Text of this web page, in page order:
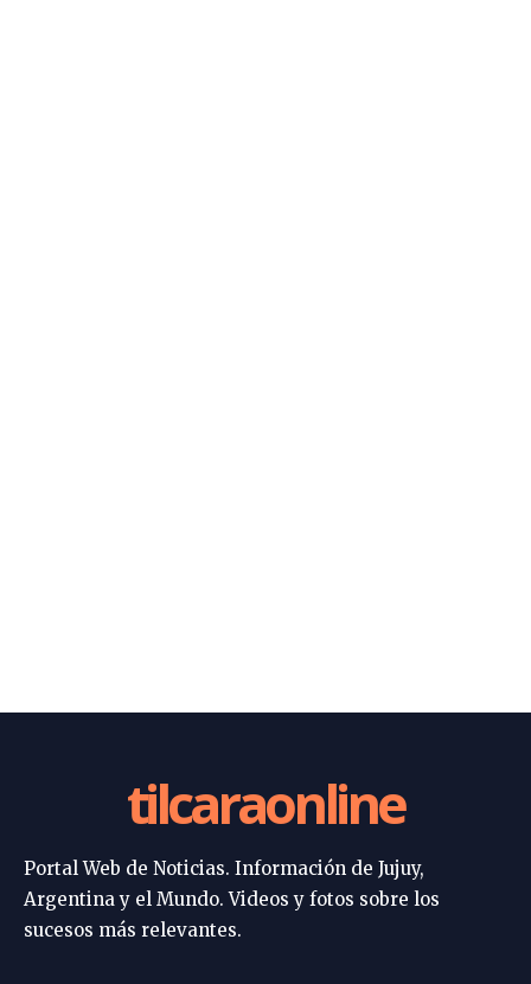
tilcaraonline
Portal Web de Noticias. Información de Jujuy,
Argentina y el Mundo. Videos y fotos sobre los
sucesos más relevantes.